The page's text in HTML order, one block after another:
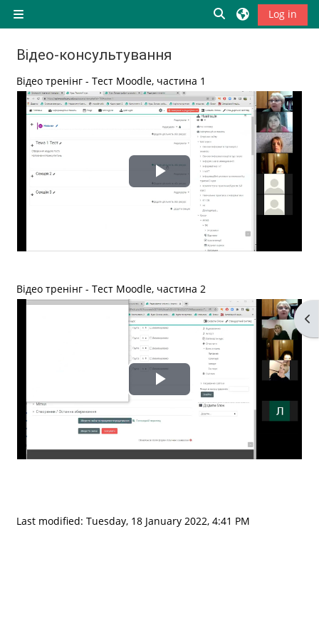
Side panel
Toggle search
Log in
Відео-консультування
Completion requirements
Відео тренінг - Тест Moodle, частина 1
Play
Video
Відео тренінг - Тест Moodle, частина 2
Play
Video
Last modified: Tuesday, 18 January 2022, 4:41 PM